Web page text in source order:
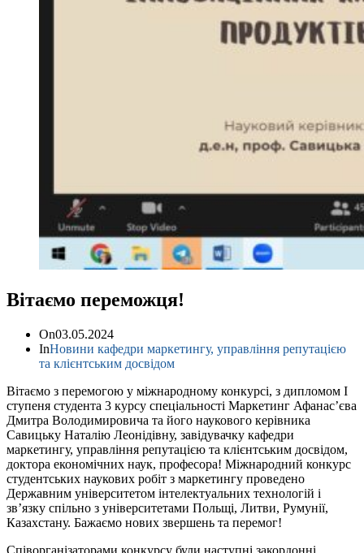
Вітаємо переможця!
On03.05.2024
InНовини кафедри маркетингу, управління репутацією
та клієнтським досвідом
Вітаємо з перемогою у міжнародному конкурсі, з дипломом І
ступеня студента 3 курсу спеціальності Маркетинг Афанас’єва
Дмитра Володимировича та його наукового керівника
Савицьку Наталію Леонідівну, завідувачку кафедри
маркетингу, управління репутацією та клієнтським досвідом,
доктора економічних наук, професора! Міжнародний конкурс
студентських наукових робіт з маркетингу проведено
Державним університетом інтелектуальних технологій і
зв’язку спільно з університетами Польщі, Литви, Румунії,
Казахстану. Бажаємо нових звершень та перемог!
Співорганізаторами конкурсу були наступні закордонні